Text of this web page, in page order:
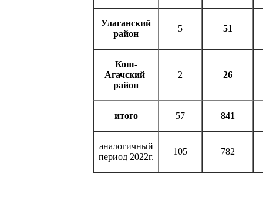
Улаганский
район
5 51
Кош-
Агачский
район
2 26
итого 57 841
аналогичный
период 2022г.
105 782